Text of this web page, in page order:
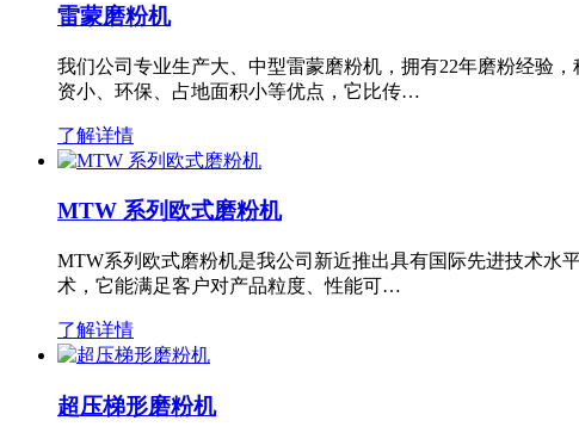
雷蒙磨粉机
我们公司专业生产大、中型雷蒙磨粉机，拥有22年磨粉经验
资小、环保、占地面积小等优点，它比传…
了解详情
MTW 系列欧式磨粉机
MTW系列欧式磨粉机是我公司新近推出具有国际先进技术水
术，它能满足客户对产品粒度、性能可…
了解详情
超压梯形磨粉机